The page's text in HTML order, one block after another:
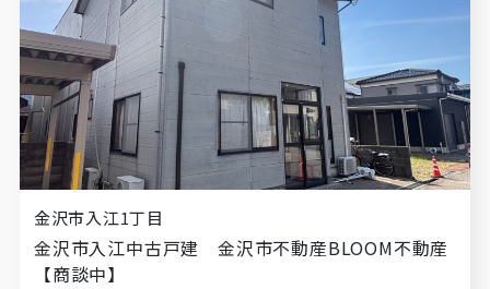
金沢市入江1丁目
金沢市入江中古戸建 金沢市不動産BLOOM不動産
【商談中】